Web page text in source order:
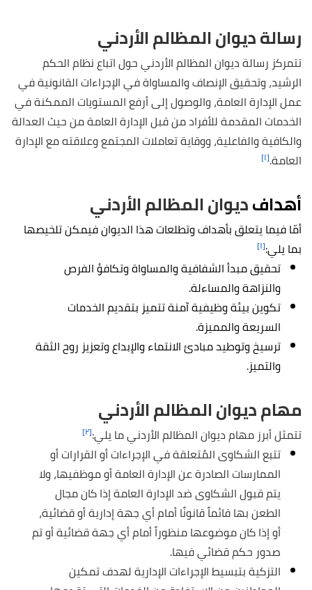
رسالة ديوان المظالم الأردني
تتمركز رسالة ديوان المظالم الأردني حول اتباع نظام الحكم
الرشيد، وتحقيق الإنصاف والمساواة في الإجراءات القانونية في
عمل الإدارة العامة، والوصول إلى أرفع المستويات الممكنة في
الخدمات المقدمة للأفراد من قبل الإدارة العامة من حيث العدالة
والكافية والفاعلية، ووقاية تعاملات المجتمع وعلاقته مع الإدارة
العامة.[١]
أهدافديوان المظالم الأردني
أمّا فيما يتعلق بأهداف وتطلعات هذا الديوان فيمكن تلخيصها
بما يلي:[١]
تحقيق مبدأ الشفافية والمساواة وتكافؤ الفرص
والنزاهة والمساءلة.
تكوين بيئة وظيفية آمنة تتميز بتقديم الخدمات
السريعة والمميزة.
ترسيخ وتوطيد مبادئ الانتماء والإبداع وتعزيز روح الثقة
والتميز.
مهام ديوان المظالم الأردني
تتمثل أبرز مهام ديوان المظالم الأردني ما يلي:[٢]
تتبع الشكاوى المُتعلقة في الإجراءات أو القرارات أو
الممارسات الصادرة عن الإدارة العامة أو موظفيها، ولا
يتم قبول الشكاوى ضد الإدارة العامة إذا كان مجال
الطعن بها قائماً قانونًا أمام أي جهة إدارية أو قضائية،
أو إذا كان موضوعها منظوراً أمام أي جهة قضائية أو تم
صدور حكم قضائي فيها.
التزكية بتبسيط الإجراءات الإدارية لهدف تمكين